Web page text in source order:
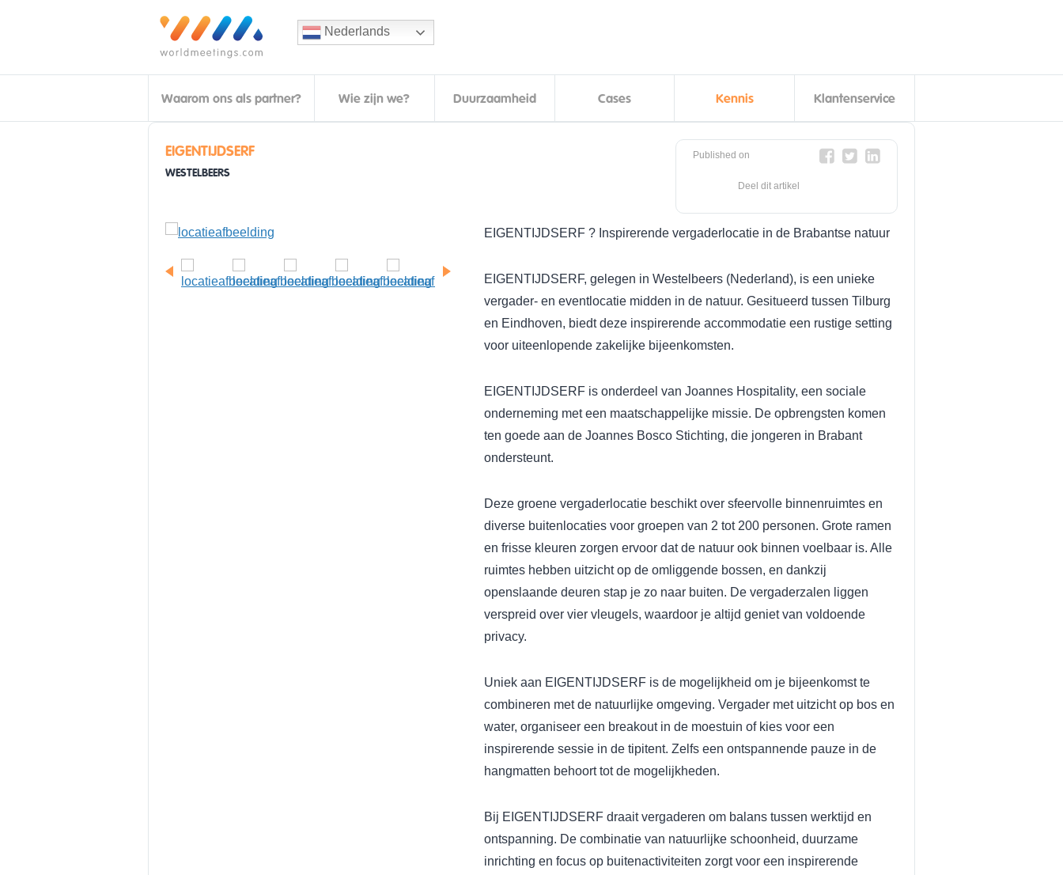
Nederlands
Waarom ons als partner? Wie zijn we? Duurzaamheid Cases Kennis Klantenservice
EIGENTIJDSERF
WESTELBEERS
Published on
Deel dit artikel
EIGENTIJDSERF ? Inspirerende vergaderlocatie in de Brabantse natuur
EIGENTIJDSERF, gelegen in Westelbeers (Nederland), is een unieke
vergader- en eventlocatie midden in de natuur. Gesitueerd tussen Tilburg
en Eindhoven, biedt deze inspirerende accommodatie een rustige setting
voor uiteenlopende zakelijke bijeenkomsten.
EIGENTIJDSERF is onderdeel van Joannes Hospitality, een sociale
onderneming met een maatschappelijke missie. De opbrengsten komen
ten goede aan de Joannes Bosco Stichting, die jongeren in Brabant
ondersteunt.
Deze groene vergaderlocatie beschikt over sfeervolle binnenruimtes en
diverse buitenlocaties voor groepen van 2 tot 200 personen. Grote ramen
en frisse kleuren zorgen ervoor dat de natuur ook binnen voelbaar is. Alle
ruimtes hebben uitzicht op de omliggende bossen, en dankzij
openslaande deuren stap je zo naar buiten. De vergaderzalen liggen
verspreid over vier vleugels, waardoor je altijd geniet van voldoende
privacy.
Uniek aan EIGENTIJDSERF is de mogelijkheid om je bijeenkomst te
combineren met de natuurlijke omgeving. Vergader met uitzicht op bos en
water, organiseer een breakout in de moestuin of kies voor een
inspirerende sessie in de tipitent. Zelfs een ontspannende pauze in de
hangmatten behoort tot de mogelijkheden.
Bij EIGENTIJDSERF draait vergaderen om balans tussen werktijd en
ontspanning. De combinatie van natuurlijke schoonheid, duurzame
inrichting en focus op buitenactiviteiten zorgt voor een inspirerende